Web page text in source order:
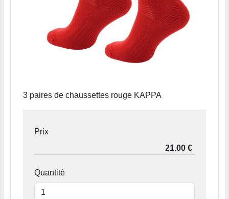
3 paires de chaussettes rouge KAPPA
Prix
Quantité